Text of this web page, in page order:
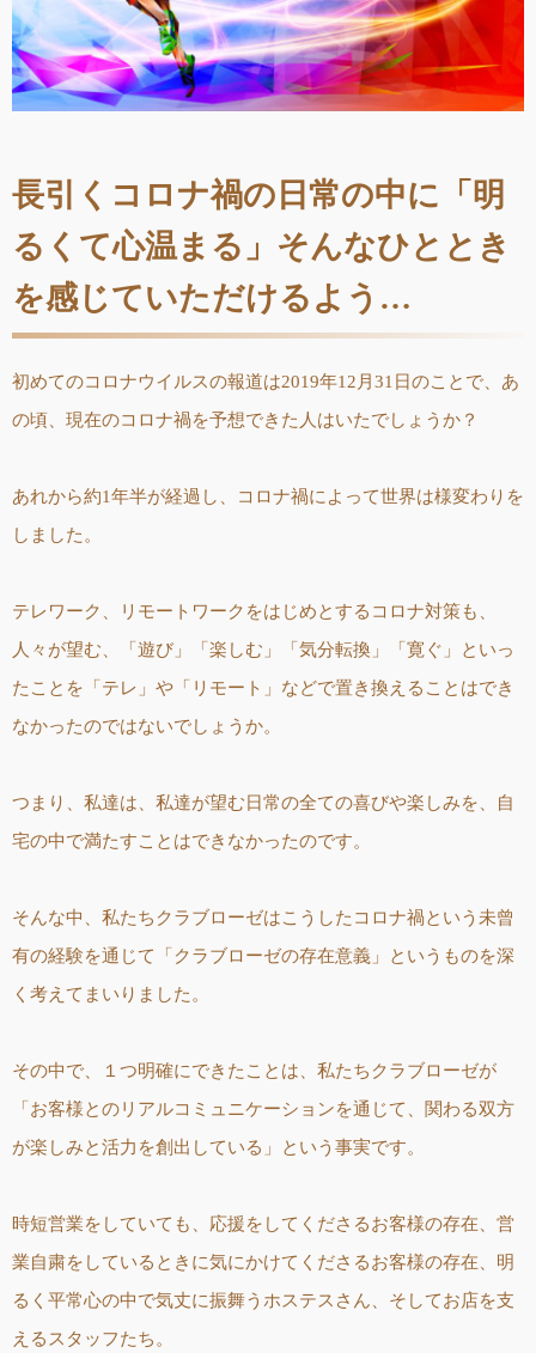
長引くコロナ禍の日常の中に「明
るくて心温まる」そんなひととき
を感じていただけるよう…
初めてのコロナウイルスの報道は2019年12月31日のことで、あ
の頃、現在のコロナ禍を予想できた人はいたでしょうか？
あれから約1年半が経過し、コロナ禍によって世界は様変わりを
しました。
テレワーク、リモートワークをはじめとするコロナ対策も、
人々が望む、「遊び」「楽しむ」「気分転換」「寛ぐ」といっ
たことを「テレ」や「リモート」などで置き換えることはでき
なかったのではないでしょうか。
つまり、私達は、私達が望む日常の全ての喜びや楽しみを、自
宅の中で満たすことはできなかったのです。
そんな中、私たちクラブローゼはこうしたコロナ禍という未曾
有の経験を通じて「クラブローゼの存在意義」というものを深
く考えてまいりました。
その中で、１つ明確にできたことは、私たちクラブローゼが
「お客様とのリアルコミュニケーションを通じて、関わる双方
が楽しみと活力を創出している」という事実です。
時短営業をしていても、応援をしてくださるお客様の存在、営
業自粛をしているときに気にかけてくださるお客様の存在、明
るく平常心の中で気丈に振舞うホステスさん、そしてお店を支
えるスタッフたち。